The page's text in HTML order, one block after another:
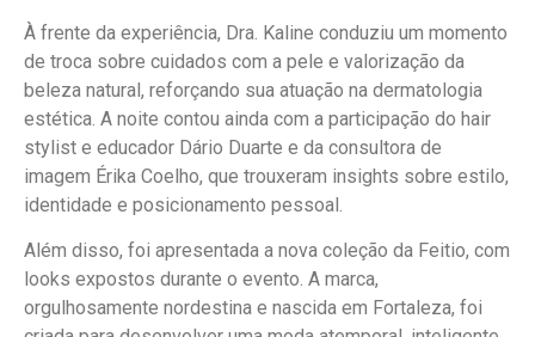
À frente da experiência, Dra. Kaline conduziu um momento
de troca sobre cuidados com a pele e valorização da
beleza natural, reforçando sua atuação na dermatologia
estética. A noite contou ainda com a participação do hair
stylist e educador Dário Duarte e da consultora de
imagem Érika Coelho, que trouxeram insights sobre estilo,
identidade e posicionamento pessoal.
Além disso, foi apresentada a nova coleção da Feitio, com
looks expostos durante o evento. A marca,
orgulhosamente nordestina e nascida em Fortaleza, foi